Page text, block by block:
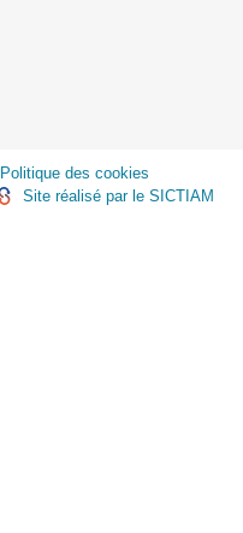
Politique des cookies
Site réalisé par le SICTIAM